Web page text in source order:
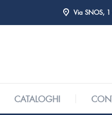
Via SNOS,
CATALOGHI